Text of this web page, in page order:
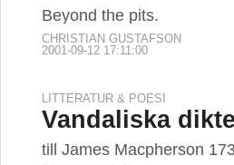
Beyond the pits.
CHRISTIAN GUSTAFSON
2001-09-12 17:11:00
LITTERATUR & POESI
Vandaliska
till James Macpherson